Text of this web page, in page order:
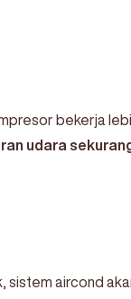
bekerja
udara
sistem aircond